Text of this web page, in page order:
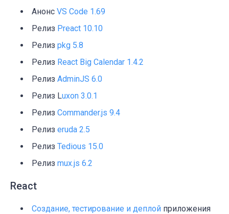
Анонс VS Code 1.69
Релиз Preact 10.10
Релиз pkg 5.8
Релиз React Big Calendar 1.4.2
Релиз AdminJS 6.0
Релиз Luxon 3.0.1
Релиз Commander.js 9.4
Релиз eruda 2.5
Релиз Tedious 15.0
Релиз mux.js 6.2
React
Создание, тестирование и деплой приложения